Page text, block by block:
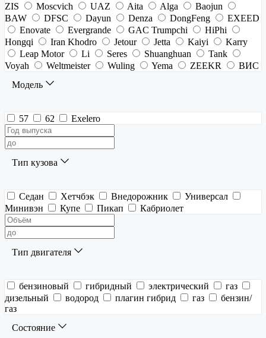
ZIS
Moscvich UAZ Aita Alga
Baojun
BAW
DFSC Dayun Denza DongFeng
EXEED
Enovate
Evergrande GAC Trumpchi
HiPhi
Hongqi
Iran Khodro Jetour Jetta Kaiyi
Karry
Leap Motor
Li Seres Shuanghuan
Tank
Voyah
Weltmeister Wuling Yema ZEEKR
ВИС
Модель
57 62 Exelero
Тип кузова
Седан Хетчбэк Внедорожник
Универсал
Минивэн
Купе Пикап Кабриолет
Тип двигателя
бензиновый гибридный электрический
газ
дизельный
водород плагин гибрид газ
бензин/
газ
Состояние